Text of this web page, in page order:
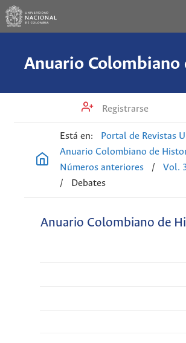
Registrarse
Está en: Portal de Revistas
Anuario Colombiano de
Números anteriores
/
Vol.
/
Debates
Anuario Colombiano de